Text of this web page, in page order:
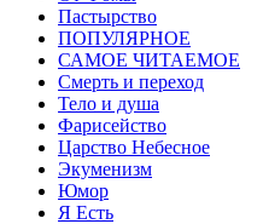
Пастырство
ПОПУЛЯРНОЕ
САМОЕ ЧИТАЕМОЕ
Смерть и переход
Тело и душа
Фарисейство
Царство Небесное
Экуменизм
Юмор
Я Есть